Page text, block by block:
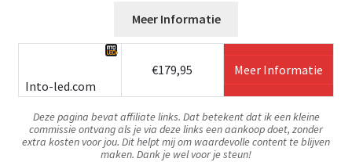
Meer Informatie
Into-led.com
€179,95 Meer Informatie
Deze pagina bevat affiliate links. Dat betekent dat ik een kleine
commissie ontvang als je via deze links een aankoop doet, zonder
extra kosten voor jou. Dit helpt mij om waardevolle content te blijven
maken. Dank je wel voor je steun!